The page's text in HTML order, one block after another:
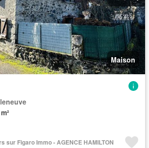
Maison
sur Figaro Immo - AGENCE HAMILTON